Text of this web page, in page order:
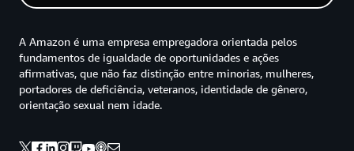
A Amazon é uma empresa empregadora orientada pelos
fundamentos de igualdade de oportunidades e ações
afirmativas, que não faz distinção entre minorias, mulheres,
portadores de deficiência, veteranos, identidade de gênero,
orientação sexual nem idade.